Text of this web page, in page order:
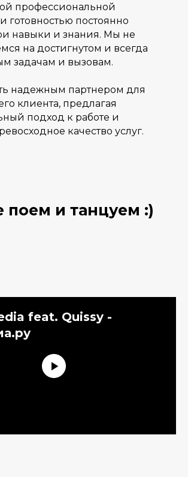
профессиональной
готовностью постоянно
навыки и знания. Мы не
на достигнутом и всегда
задачам и вызовам.
надежным партнером для
клиента, предлагая
подход к работе и
качество услуг.
поем и танцуем :)
feat. Quissy -